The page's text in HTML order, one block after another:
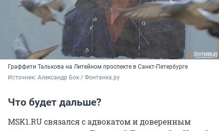
Граффити Талькова на Литейном проспекте в Санкт-Петербурге
Источник: Александр Бок / Фонтанка.ру
Что будет дальше?
MSK1.RU связался с адвокатом и доверенным